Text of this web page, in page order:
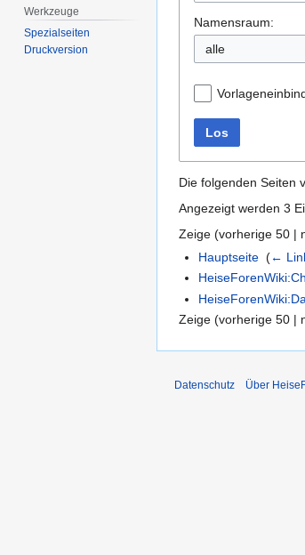
Namensraum:
Los
Die folgenden Seiten
Angezeigt werden 3
Zeige (vorherige 50 |
Hauptseite ‎(←
Zeige (vorherige 50 |
Werkzeuge
Spezialseiten
Druckversion
Datenschutz Über